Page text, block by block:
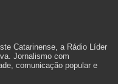
Catarinense, a Rádio Líder
Jornalismo com
comunicação popular e